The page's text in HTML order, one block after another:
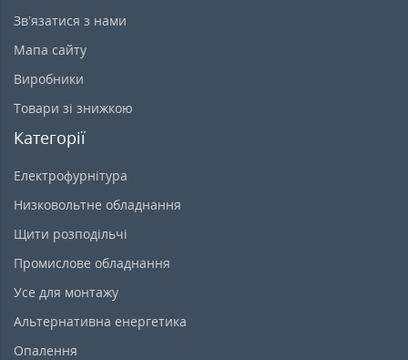
Зв’язатися з нами
Мапа сайту
Виробники
Товари зі знижкою
Категорії
Електрофурнітура
Низковольтне обладнання
Щити розподільчі
Промислове обладнання
Усе для монтажу
Альтернативна енергетика
Опалення